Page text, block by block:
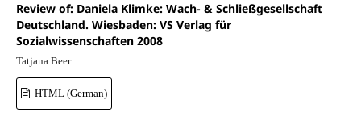
Review of: Daniela Klimke: Wach- & Schließgesellschaft
Deutschland. Wiesbaden: VS Verlag für
Sozialwissenschaften 2008
Tatjana Beer
HTML (German)